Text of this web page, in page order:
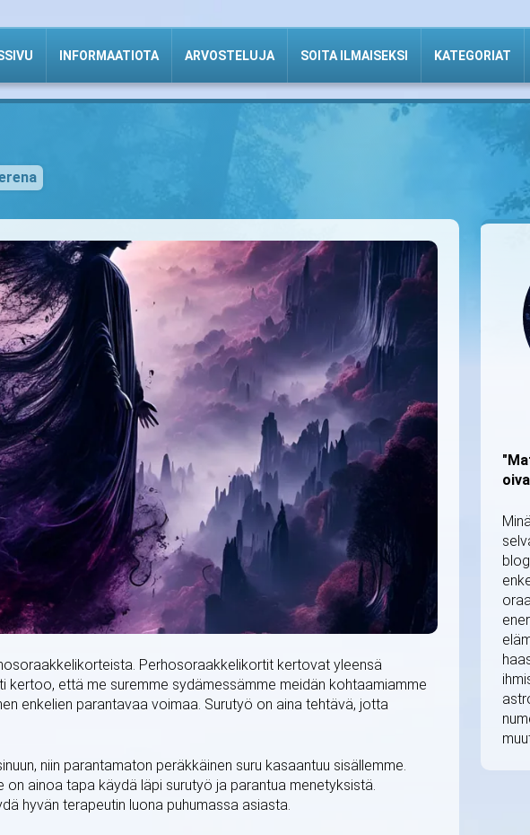
INFORMAATIOTA ARVOSTELUJA SOITA ILMAISEKSI KATEGORIAT
Perhosoraakkelikortit kertovat yleensä
kertoo, että me suremme sydämessämme meidän kohtaamiamme
enkelien parantavaa voimaa. Surutyö on aina tehtävä, jotta
niin parantamaton peräkkäinen suru kasaantuu sisällemme.
ainoa tapa käydä läpi surutyö ja parantua menetyksistä.
hyvän terapeutin luona puhumassa asiasta.